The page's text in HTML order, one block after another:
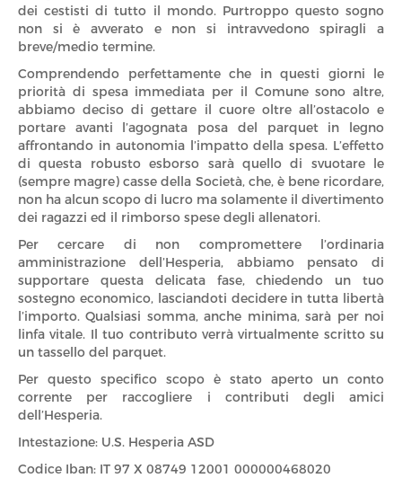
dei cestisti di tutto il mondo. Purtroppo questo sogno
non si è avverato e non si intravvedono spiragli a
breve/medio termine.
Comprendendo perfettamente che in questi giorni le
priorità di spesa immediata per il Comune sono altre,
abbiamo deciso di gettare il cuore oltre all’ostacolo e
portare avanti l’agognata posa del parquet in legno
affrontando in autonomia l’impatto della spesa. L’effetto
di questa robusto esborso sarà quello di svuotare le
(sempre magre) casse della Società, che, è bene ricordare,
non ha alcun scopo di lucro ma solamente il divertimento
dei ragazzi ed il rimborso spese degli allenatori.
Per cercare di non compromettere l’ordinaria
amministrazione dell’Hesperia, abbiamo pensato di
supportare questa delicata fase, chiedendo un tuo
sostegno economico, lasciandoti decidere in tutta libertà
l’importo. Qualsiasi somma, anche minima, sarà per noi
linfa vitale. Il tuo contributo verrà virtualmente scritto su
un tassello del parquet.
Per questo specifico scopo è stato aperto un conto
corrente per raccogliere i contributi degli amici
dell’Hesperia.
Intestazione: U.S. Hesperia ASD
Codice Iban: IT 97 X 08749 12001 000000468020